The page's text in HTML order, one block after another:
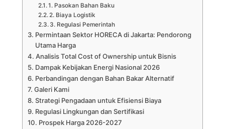
1. Pasokan Bahan Baku
2. Biaya Logistik
3. Regulasi Pemerintah
Permintaan Sektor HORECA di Jakarta: Pendorong
Utama Harga
Analisis Total Cost of Ownership untuk Bisnis
Dampak Kebijakan Energi Nasional 2026
Perbandingan dengan Bahan Bakar Alternatif
Galeri Kami
Strategi Pengadaan untuk Efisiensi Biaya
Regulasi Lingkungan dan Sertifikasi
Prospek Harga 2026-2027